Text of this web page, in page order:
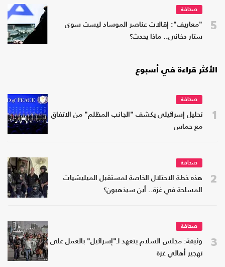
5
صحافة
"معاريف": إقالات عناصر الموساد ليست سوى
ستار دخاني.. ماذا يحدث؟
الأكثر قراءة في أسبوع
1
صحافة
تحليل إسرائيلي يكشف "الجانب المظلم" من الاتفاق
مع حماس
2
صحافة
هذه خطة الاحتلال الخاصة لمستقبل الميليشيات
المسلحة في غزة.. أين سيذهبون؟
3
صحافة
وثيقة: مجلس السلام يتعهد لـ"إسرائيل" بالعمل على
تهجير أهالي غزة